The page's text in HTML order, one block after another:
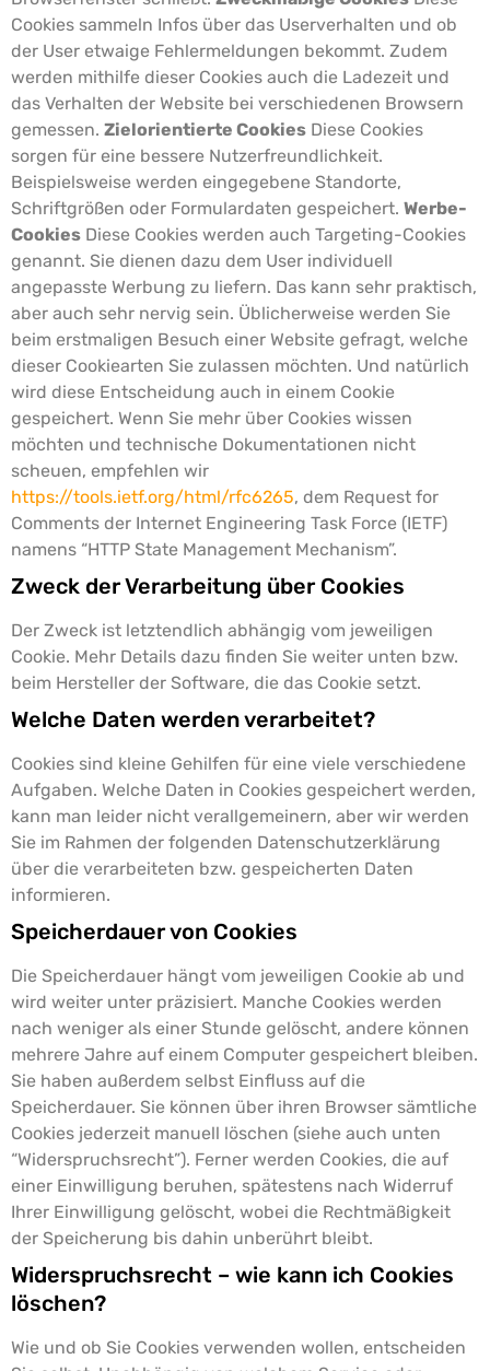
Cookies sammeln Infos über das Userverhalten und ob
der User etwaige Fehlermeldungen bekommt. Zudem
werden mithilfe dieser Cookies auch die Ladezeit und
das Verhalten der Website bei verschiedenen Browsern
gemessen. Zielorientierte Cookies Diese Cookies
sorgen für eine bessere Nutzerfreundlichkeit.
Beispielsweise werden eingegebene Standorte,
Schriftgrößen oder Formulardaten gespeichert. Werbe-
Cookies Diese Cookies werden auch Targeting-Cookies
genannt. Sie dienen dazu dem User individuell
angepasste Werbung zu liefern. Das kann sehr praktisch,
aber auch sehr nervig sein. Üblicherweise werden Sie
beim erstmaligen Besuch einer Website gefragt, welche
dieser Cookiearten Sie zulassen möchten. Und natürlich
wird diese Entscheidung auch in einem Cookie
gespeichert. Wenn Sie mehr über Cookies wissen
möchten und technische Dokumentationen nicht
scheuen, empfehlen wir
https://tools.ietf.org/html/rfc6265, dem Request for
Comments der Internet Engineering Task Force (IETF)
namens “HTTP State Management Mechanism”.
Zweck der Verarbeitung über Cookies
Der Zweck ist letztendlich abhängig vom jeweiligen
Cookie. Mehr Details dazu finden Sie weiter unten bzw.
beim Hersteller der Software, die das Cookie setzt.
Welche Daten werden verarbeitet?
Cookies sind kleine Gehilfen für eine viele verschiedene
Aufgaben. Welche Daten in Cookies gespeichert werden,
kann man leider nicht verallgemeinern, aber wir werden
Sie im Rahmen der folgenden Datenschutzerklärung
über die verarbeiteten bzw. gespeicherten Daten
informieren.
Speicherdauer von Cookies
Die Speicherdauer hängt vom jeweiligen Cookie ab und
wird weiter unter präzisiert. Manche Cookies werden
nach weniger als einer Stunde gelöscht, andere können
mehrere Jahre auf einem Computer gespeichert bleiben.
Sie haben außerdem selbst Einfluss auf die
Speicherdauer. Sie können über ihren Browser sämtliche
Cookies jederzeit manuell löschen (siehe auch unten
“Widerspruchsrecht”). Ferner werden Cookies, die auf
einer Einwilligung beruhen, spätestens nach Widerruf
Ihrer Einwilligung gelöscht, wobei die Rechtmäßigkeit
der Speicherung bis dahin unberührt bleibt.
Widerspruchsrecht – wie kann ich Cookies
löschen?
Wie und ob Sie Cookies verwenden wollen, entscheiden